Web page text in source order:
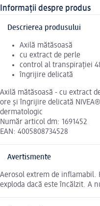
Informații despre produs
Descrierea produsului
Axilă mătăsoasă
cu extract de perle
control al transpirației
îngrijire delicată
Axilă mătăsoasă - cu extract
ore și îngrijire delicată
dermatologic
Număr articol dm: 1691452
EAN: 4005808734528
Avertismente
Aerosol extrem de inflamabil.
exploda dacă este încălzit. A